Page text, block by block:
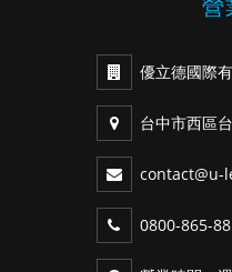
營
優立德國際
台中市西區
contact@u-
0800-865-